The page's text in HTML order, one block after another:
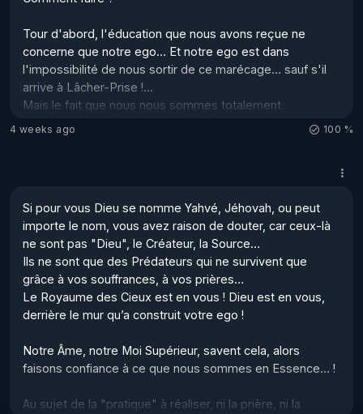
Tour d'abord, l'éducation que nous avons reçue ne
concerne que notre ego… Et notre ego est dans
l'impossibilité de nous sortir de ce marécage… sauf s'il
arrive à Lâcher-Prise !...
Mais le fait que nous nous sommes totalement
"identifiés" à notre ego, nous donne l'impression de
Pourquoi nous trouvons-nous dans cette situation ?
Pour faire l'expérience de la Dualité 3D (Rappelez-vous,
Adam et Ève mangeant le fruit défendu de la
Connaissance du Bien et de Mal… encore une fo...
4 weeks ago 100 %
Si pour vous Dieu se nomme Yahvé, Jéhovah, ou peut
importe le nom, vous avez raison de douter, car ceux-là
ne sont pas "Dieu", le Créateur, la Source…
Ils ne sont que des Prédateurs qui ne survivent que
grâce à vos souffrances, à vos prières…
Le Royaume des Cieux est en vous ! Dieu est en vous,
derrière le mur qu’a construit votre ego !
Notre Âme, notre Moi Supérieur, savent cela, alors
faisons confiance à ce que nous sommes en Essence… !
Au sujet de la "pratique" à réaliser, ni la prière, ni la